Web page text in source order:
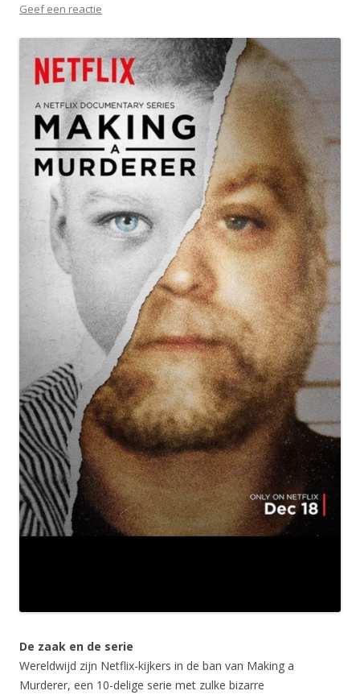
Geef een reactie
De zaak en de serie
Wereldwijd zijn Netflix-kijkers in de ban van Making a
Murderer, een 10-delige serie met zulke bizarre